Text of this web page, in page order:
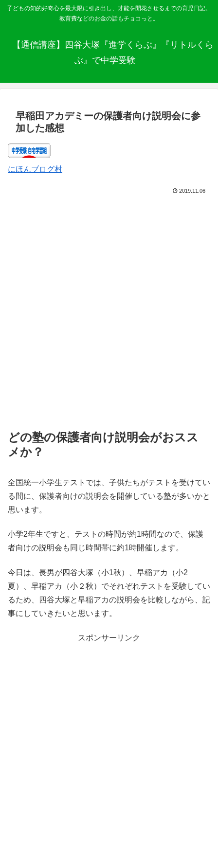
子どもの知的好奇心を最大限に引き出し、才能を開花させるまでの育児日記。
教育費などのお金の話もチョコっと。
【通信講座】四谷大塚『進学くらぶ』『リトルくら
ぶ』で中学受験
早稲田アカデミーの保護者向け説明会に参
加した感想
にほんブログ村
2019.11.06
どの塾の保護者向け説明会がおスス
メか？
全国統一小学生テストでは、子供たちがテストを受けてい
る間に、保護者向けの説明会を開催している塾が多いかと
思います。
小学2年生ですと、テストの時間が約1時間なので、保護
者向けの説明会も同じ時間帯に約1時開催します。
今日は、長男が四谷大塚（小1秋）、早稲アカ（小2
夏）、早稲アカ（小２秋）でそれぞれテストを受験してい
るため、四谷大塚と早稲アカの説明会を比較しながら、記
事にしていきたいと思います。
スポンサーリンク